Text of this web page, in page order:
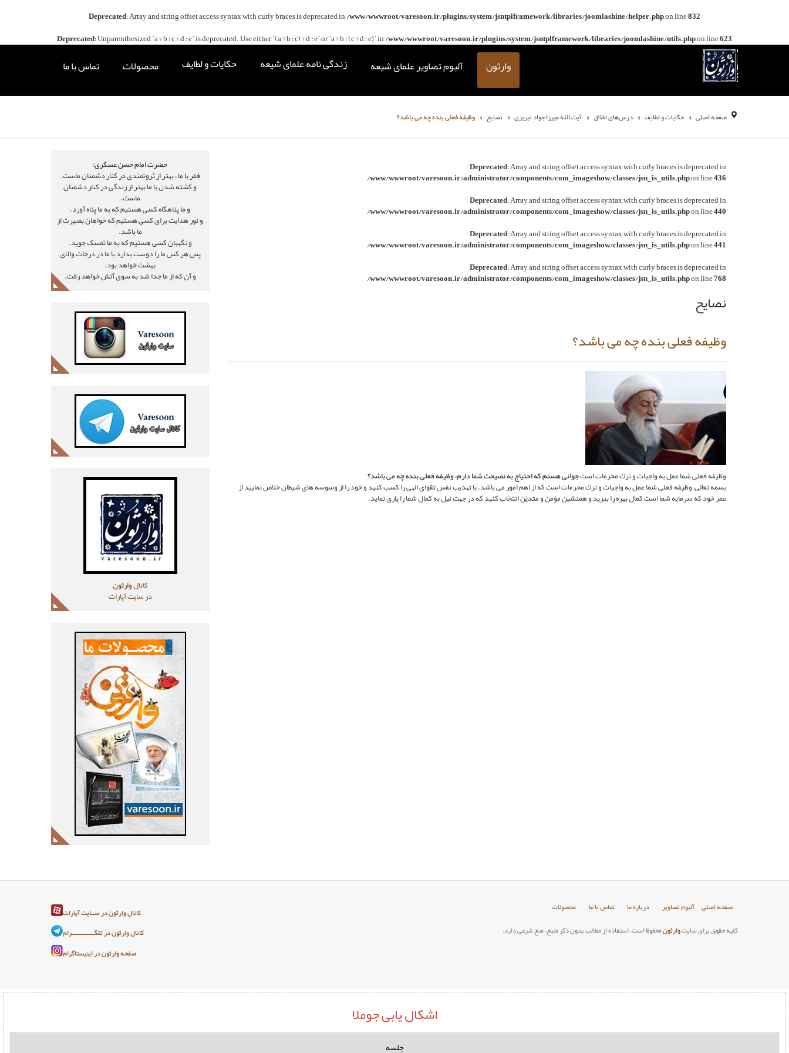
Deprecated: Array and string offset access syntax with curly braces is deprecated in/www/wwwroot/varesoon.ir/plugins/system/jsntplframework/libraries/joomlashine/helper.phpon line832
Deprecated: Unparenthesized `a ? b : c ? d : e` is deprecated. Use either `(a ? b : c) ? d : e` or `a ? b : (c ? d : e)` in/www/wwwroot/varesoon.ir/plugins/system/jsntplframework/libraries/joomlashine/utils.phpon line623
وارثون آلبوم تصاویر علمای شیعه زندگی نامه علمای شیعه حکایات و لطایف محصولات تماس با ما
صفحه اصلی حکایات و لطایف درس‌های اخلاق آیت الله میرزا جواد تبریزی نصایح وظيفه فعلى بنده چه مى باشد؟
Deprecated: Array and string offset access syntax with curly braces is deprecated in
/www/wwwroot/varesoon.ir/administrator/components/com_imageshow/classes/jsn_is_utils.phpon line436
Deprecated: Array and string offset access syntax with curly braces is deprecated in
/www/wwwroot/varesoon.ir/administrator/components/com_imageshow/classes/jsn_is_utils.phpon line440
Deprecated: Array and string offset access syntax with curly braces is deprecated in
/www/wwwroot/varesoon.ir/administrator/components/com_imageshow/classes/jsn_is_utils.phpon line441
Deprecated: Array and string offset access syntax with curly braces is deprecated in
/www/wwwroot/varesoon.ir/administrator/components/com_imageshow/classes/jsn_is_utils.phpon line768
نصایح
وظيفه فعلى بنده چه مى باشد؟
وظيفه فعلى شما عمل به واجبات و ترك محرمات استجوانى هستم كه احتياج به نصيحت شما دارم، وظيفه فعلى بنده چه مى باشد؟
بسمه تعالى; وظيفه فعلى شما عمل به واجبات و ترك محرمات است كه از اهم امور مى باشد. با تهذيب نفس تقواى الهى را كسب كنيد و خود را از وسوسه هاى شيطان خلاص نماييد از
عمر خود كه سرمايه شما است كمال بهره را ببريد و همنشين مؤمن و متديّن انتخاب كنيد كه در جهت نيل به كمال شما را يارى نمايد.
حضرت امام حسن عسکری:
فقر با ما ، بهتر از ثروتمندی در کنار دشمنان ماست.
و کشته شدن با ما بهتر از زندگی در کنار دشمنان
ماست.
و ما پناهگاه کسی هستیم که به ما پناه آورد.
و نور هدایت برای کسی هستیم که خواهان بصیرت از
ما باشد.
و نگهبان کسی هستیم که به ما تمسک جوید.
پس هر کس ما را دوست بدارد با ما در درجات والای
بهشت خواهد بود.
و آن که از ما جدا شد به سوی آتش خواهد رفت.
کانالوارثون
در سایت آپارات
کانال وارثون در ســایت آپارات
کانال وارثون در تلگـــــــــــــرام
صفحه وارثون در اینیستاگرام
صفحه اصلی آلبوم تصاویر درباره ما تماس با ما
محصولات
کلیه حقوق برای سایتوارثونمحفوظ است. استفاده از مطالب بدون ذکر منبع، منع شرعی دارد.
اشکال یابی جوملا
جلسه